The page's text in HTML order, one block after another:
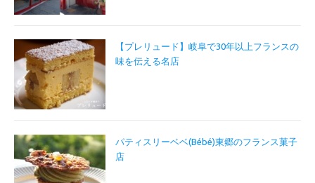
【プレリュード】岐阜で30年以上フランスの
味を伝える名店
パティスリーベベ(Bébé)東郷のフランス菓子
店